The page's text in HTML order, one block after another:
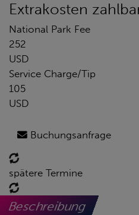
Extrakosten
National Park Fee
252
USD
Service Charge/Tip
105
USD
Buchungsanfrage
spätere Termine
Beschreibung